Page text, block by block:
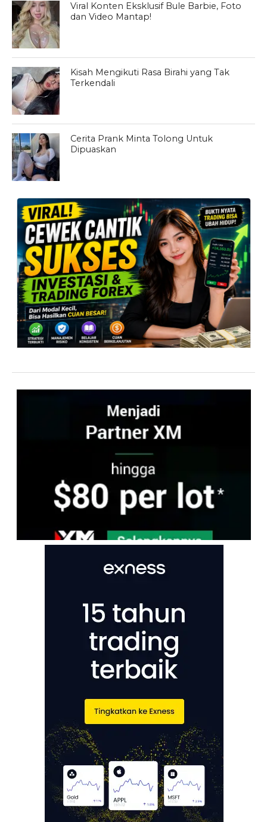
Viral Konten Eksklusif Bule Barbie, Foto
dan Video Mantap!
Kisah Mengikuti Rasa Birahi yang Tak
Terkendali
Cerita Prank Minta Tolong Untuk
Dipuaskan